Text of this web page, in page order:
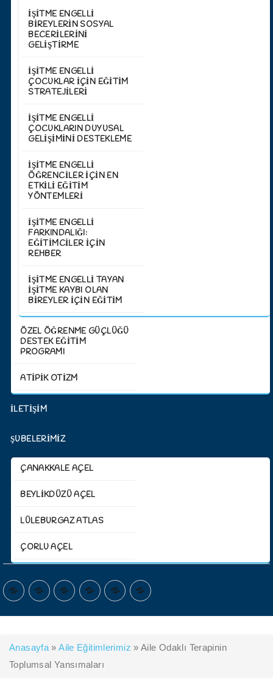
İŞITME ENGELLI
BIREYLERIN SOSYAL
BECERILERINI
GELIŞTIRME
İŞITME ENGELLI
ÇOCUKLAR İÇIN EĞITIM
STRATEJILERI
İŞITME ENGELLI
ÇOCUKLARIN DUYUSAL
GELIŞIMINI DESTEKLEME
İŞITME ENGELLI
ÖĞRENCILER İÇIN EN
ETKILI EĞITIM
YÖNTEMLERI
İŞITME ENGELLI
FARKINDALIĞI:
EĞITIMCILER İÇIN
REHBER
İŞITME ENGELLI TAYAN
İŞITME KAYBI OLAN
BIREYLER İÇIN EĞITIM
ÖZEL ÖĞRENME GÜÇLÜĞÜ
DESTEK EĞİTİM
PROGRAMI
ATİPİK OTİZM
İLETİŞİM
ŞUBELERİMİZ
ÇANAKKALE AÇEL
BEYLIKDÜZÜ AÇEL
LÜLEBURGAZ ATLAS
ÇORLU AÇEL
ANASAYFAKURUMSALHİZMETLERİMİZ
PROGRAMLARIMIZ
İLETİŞİMŞUBELERİMİZ
Anasayfa »Aile Eğitimlerimiz » Aile Odaklı Terapinin
Toplumsal Yansımaları